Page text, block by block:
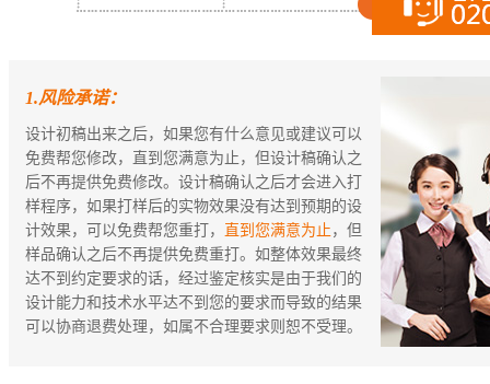
1.风险承诺：
设计初稿出来之后，如果您有什么意见或建议可以
免费帮您修改，直到您满意为止，但设计稿确认之
后不再提供免费修改。设计稿确认之后才会进入打
样程序，如果打样后的实物效果没有达到预期的设
计效果，可以免费帮您重打，
直到您满意为止 ，但
样品确认之后不再提供免费重打。如整体效果最终
达不到约定要求的话，经过鉴定核实是由于我们的
设计能力和技术水平达不到您的要求而导致的结果
可以协商退费处理，如属不合理要求则恕不受理。